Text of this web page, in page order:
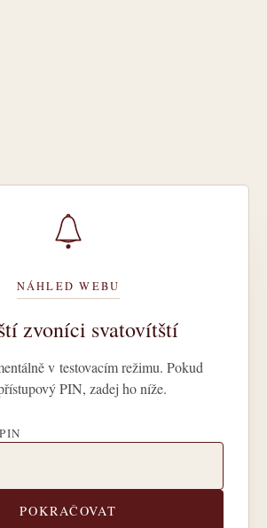
NÁHLED WEBU
zvoníci svatovítští
v testovacím režimu. Pokud
PIN, zadej ho níže.
POKRAČOVAT